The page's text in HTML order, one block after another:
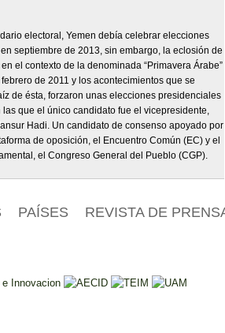
electoral, Yemen debía celebrar elecciones
septiembre de 2013, sin embargo, la eclosión de
el contexto de la denominada “Primavera Árabe”
de 2011 y los acontecimientos que se
de ésta, forzaron unas elecciones presidenciales
las que el único candidato fue el vicepresidente,
Hadi. Un candidato de consenso apoyado por
de oposición, el Encuentro Común (EC) y el
el Congreso General del Pueblo (CGP).
PAÍSES REVISTA DE